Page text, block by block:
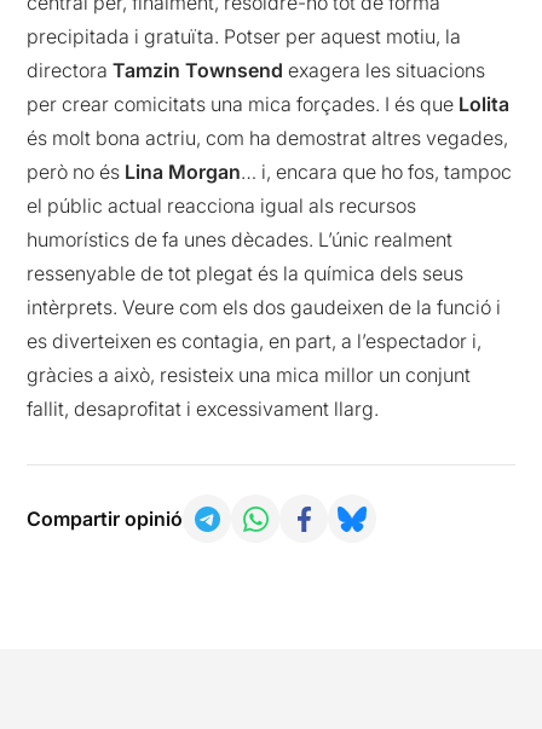
precipitada i gratuïta. Potser per aquest motiu, la
directoraTamzin Townsend exagera les situacions
per crear comicitats una mica forçades. I és que Lolita
és molt bona actriu, com ha demostrat altres vegades,
però no és Lina Morgan… i, encara que ho fos, tampoc
el públic actual reacciona igual als recursos
humorístics de fa unes dècades. L’únic realment
ressenyable de tot plegat és la química dels seus
intèrprets. Veure com els dos gaudeixen de la funció i
es diverteixen es contagia, en part, a l’espectador i,
gràcies a això, resisteix una mica millor un conjunt
fallit, desaprofitat i excessivament llarg.
Compartir opinió